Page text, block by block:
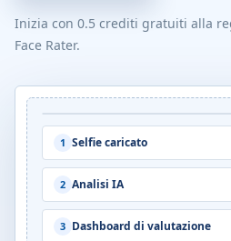
Inizia con 0.5 crediti gratuiti alla
Face Rater.
1 Selfie caricato
2 Analisi IA
3 Dashboard di valutazione